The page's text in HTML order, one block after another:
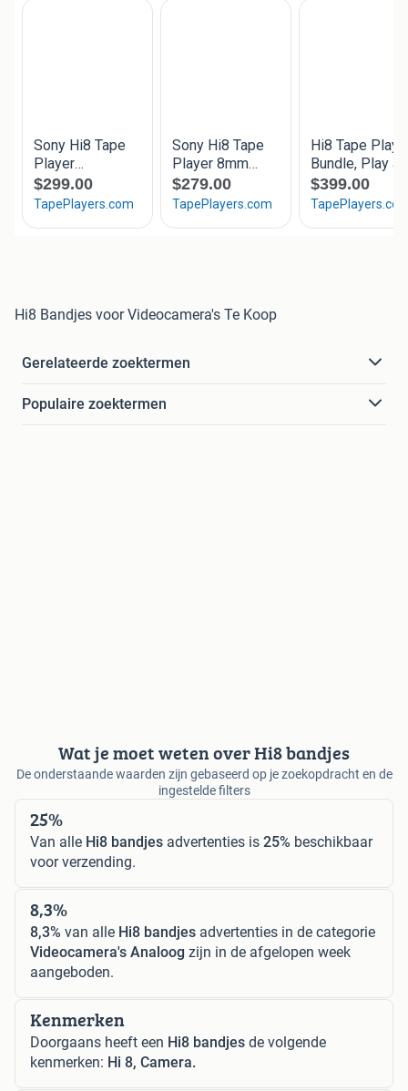
Hi8 Bandjes voor Videocamera's Te Koop
Gerelateerde zoektermen
Populaire zoektermen
Wat je moet weten over Hi8 bandjes
De onderstaande waarden zijn gebaseerd op je zoekopdracht en de
ingestelde filters
25%
Van alle Hi8 bandjes advertenties is 25% beschikbaar
voor verzending.
8,3%
8,3% van alle Hi8 bandjes advertenties in de categorie
Videocamera's Analoog zijn in de afgelopen week
aangeboden.
Kenmerken
Doorgaans heeft een Hi8 bandjes de volgende
kenmerken: Hi 8, Camera.